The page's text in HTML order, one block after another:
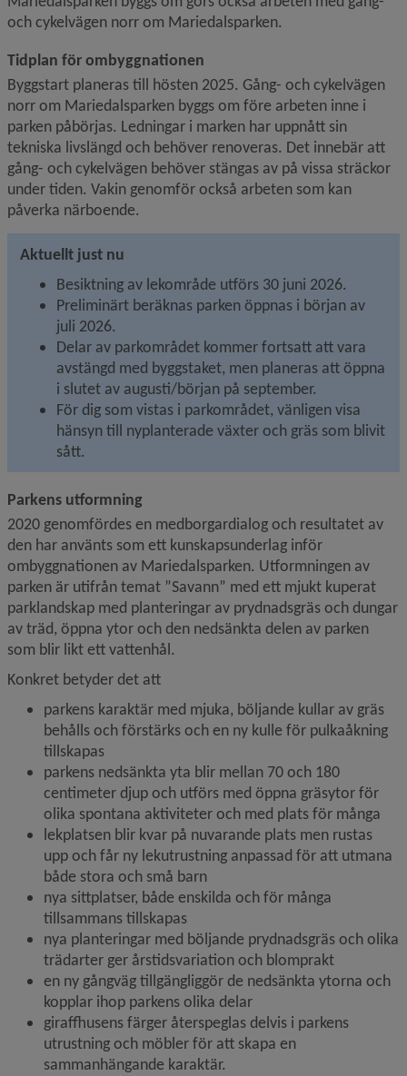
och cykelvägen norr om Mariedalsparken.
Tidplan för ombyggnationen
Byggstart planeras till hösten 2025. Gång- och cykelvägen
norr om Mariedalsparken byggs om före arbeten inne i
parken påbörjas. Ledningar i marken har uppnått sin
tekniska livslängd och behöver renoveras. Det innebär att
gång- och cykelvägen behöver stängas av på vissa sträckor
under tiden. Vakin genomför också arbeten som kan
påverka närboende.
Aktuellt just nu
Besiktning av lekområde utförs 30 juni 2026.
Preliminärt beräknas parken öppnas i början av
juli 2026.
Delar av parkområdet kommer fortsatt att vara
avstängd med byggstaket, men planeras att öppna
i slutet av augusti/början på september.
För dig som vistas i parkområdet, vänligen visa
hänsyn till nyplanterade växter och gräs som blivit
sått.
Parkens utformning
2020 genomfördes en medborgardialog och resultatet av
den har använts som ett kunskapsunderlag inför
ombyggnationen av Mariedalsparken. Utformningen av
parken är utifrån temat ”Savann” med ett mjukt kuperat
parklandskap med planteringar av prydnadsgräs och dungar
av träd, öppna ytor och den nedsänkta delen av parken
som blir likt ett vattenhål.
Konkret betyder det att
parkens karaktär med mjuka, böljande kullar av gräs
behålls och förstärks och en ny kulle för pulkaåkning
tillskapas
parkens nedsänkta yta blir mellan 70 och 180
centimeter djup och utförs med öppna gräsytor för
olika spontana aktiviteter och med plats för många
lekplatsen blir kvar på nuvarande plats men rustas
upp och får ny lekutrustning anpassad för att utmana
både stora och små barn
nya sittplatser, både enskilda och för många
tillsammans tillskapas
nya planteringar med böljande prydnadsgräs och olika
trädarter ger årstidsvariation och blomprakt
en ny gångväg tillgängliggör de nedsänkta ytorna och
kopplar ihop parkens olika delar
giraffhusens färger återspeglas delvis i parkens
utrustning och möbler för att skapa en
sammanhängande karaktär.